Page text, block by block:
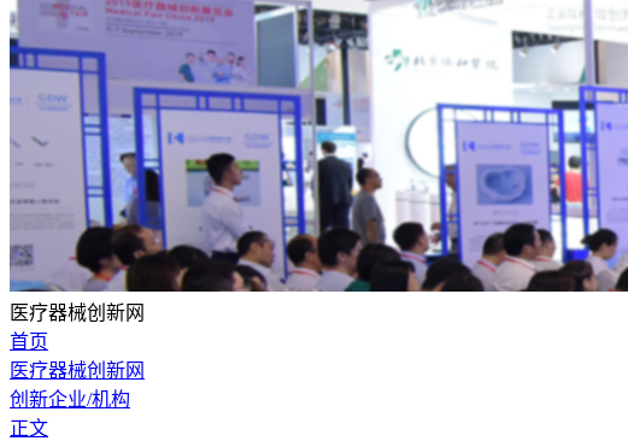
医疗器械创新网
首页
医疗器械创新网
创新企业/机构
正文